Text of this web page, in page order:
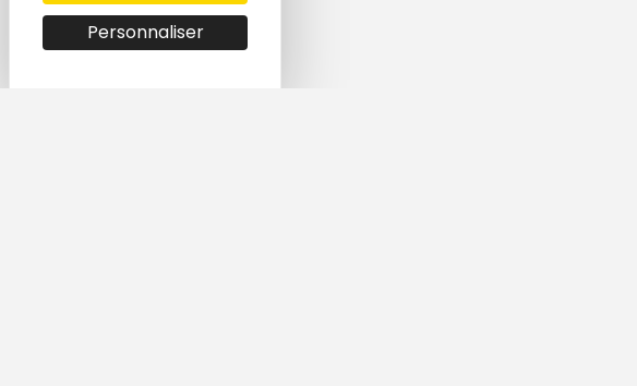
Personnaliser